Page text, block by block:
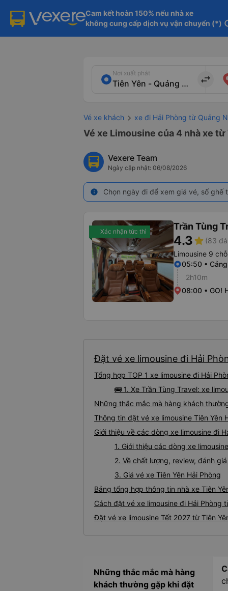
Cam kết hoàn 150% nếu nhà xe
không cung cấp dịch vụ vận chuyển (*)
Nơi xuất phát
import_export
Vé xe khách xe đi Hải Phòng từ Quảng
Vé xe Limousine của 4 nhà xe
Vexere Team
Ngày cập nhật: 06/08/2026
info Chọn ngày đi để xem giá vé, số
Xác nhận tức thì Trần Tùng
4.3star (83
Limousine 9 chỗ
05:50 •
2h10m
08:00 • GO!
Đặt vé xe limousine đi Hải
Tổng hợp TOP 1 xe limousine đi Hải
🚌 1. Xe Trần Tùng Travel: xe
Những thắc mắc mà hàng khách
Thông tin đặt vé xe limousine Tiên Yên
Giới thiệu về các dòng xe limousine đi
1. Giới thiệu các dòng xe
2. Về chất lượng, review, đánh
3. Giá vé xe Tiên Yên Hải Phòng
Bảng tổng hợp thông tin nhà xe Tiên
Cách đặt vé xe limousine đi Hải Phòng
Đặt vé xe limousine Tết 2027 từ Tiên
Những thắc mắc mà hàng
khách thường gặp khi đặt